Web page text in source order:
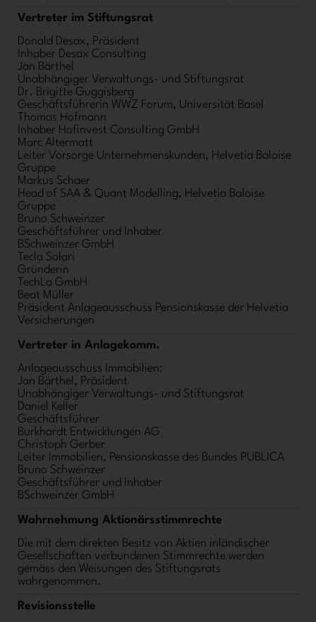
Vertreter im Stiftungsrat
Donald Desax, Präsident
Inhaber Desax Consulting
Jan Bärthel
Unabhängiger Verwaltungs- und Stiftungsrat
Dr. Brigitte Guggisberg
Geschäftsführerin WWZ Forum, Universität Basel
Thomas Hofmann
Inhaber Hofinvest Consulting GmbH
Marc Altermatt
Leiter Vorsorge Unternehmenskunden, Helvetia Baloise
Gruppe
Markus Schaer
Head of SAA & Quant Modelling, Helvetia Baloise
Gruppe
Bruno Schweinzer
Geschäftsführer und Inhaber
BSchweinzer GmbH
Tecla Solari
Gründerin
TechLa GmbH
Beat Müller
Präsident Anlageausschuss Pensionskasse der Helvetia
Versicherungen
Vertreter in Anlagekomm.
Anlageausschuss Immobilien:
Jan Bärthel, Präsident
Unabhängiger Verwaltungs- und Stiftungsrat
Daniel Keller
Geschäftsführer
Burkhardt Entwicklungen AG
Christoph Gerber
Leiter Immobilien, Pensionskasse des Bundes PUBLICA
Bruno Schweinzer
Geschäftsführer und Inhaber
BSchweinzer GmbH
Wahrnehmung Aktionärsstimmrechte
Die mit dem direkten Besitz von Aktien inländischer
Gesellschaften verbundenen Stimmrechte werden
gemäss den Weisungen des Stiftungsrats
wahrgenommen.
Revisionsstelle